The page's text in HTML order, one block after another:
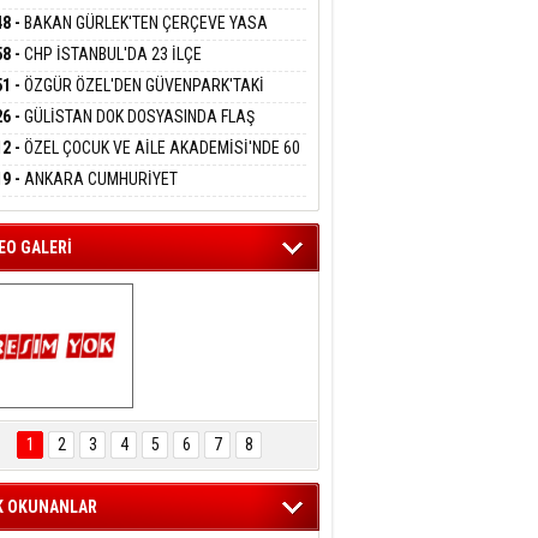
Kaynas
DEV YATIRIM!
- BAKAN GÜRLEK'TEN ÇERÇEVE YASA
ÇİZGİMİZ ŞEHİT AİLELERİ
HASSASİYETİDİR''
- CHP İSTANBUL'DA 23 İLÇE
ATAMALAR GERÇEKLEŞTİ
- ÖZGÜR ÖZEL'DEN GÜVENPARK'TAKİ
DESTEK:''SONUÇ ALANA KADAR
- GÜLİSTAN DOK DOSYASINDA FLAŞ
2 DALGIÇ DELİL KARARTMA
TUTUTKLANDI
- ÖZEL ÇOCUK VE AİLE AKADEMİSİ'NDE 60
HİZMET VERİLDİ
- ANKARA CUMHURİYET
ÖZGÜR ÖZEL VE VELİ
HAKKINDA FEZLEKE
GALERİ
ENGELSİZ
FESTİVALİ
KONSERİ
MEST
1 2 3 4 5 6 7 8
OKUNANLAR